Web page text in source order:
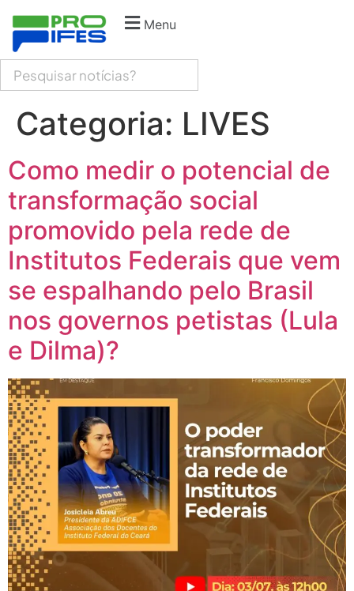
Menu
Categoria: LIVES
Como medir o potencial de
transformação social
promovido pela rede de
Institutos Federais que vem
se espalhando pelo Brasil
nos governos petistas (Lula
e Dilma)?